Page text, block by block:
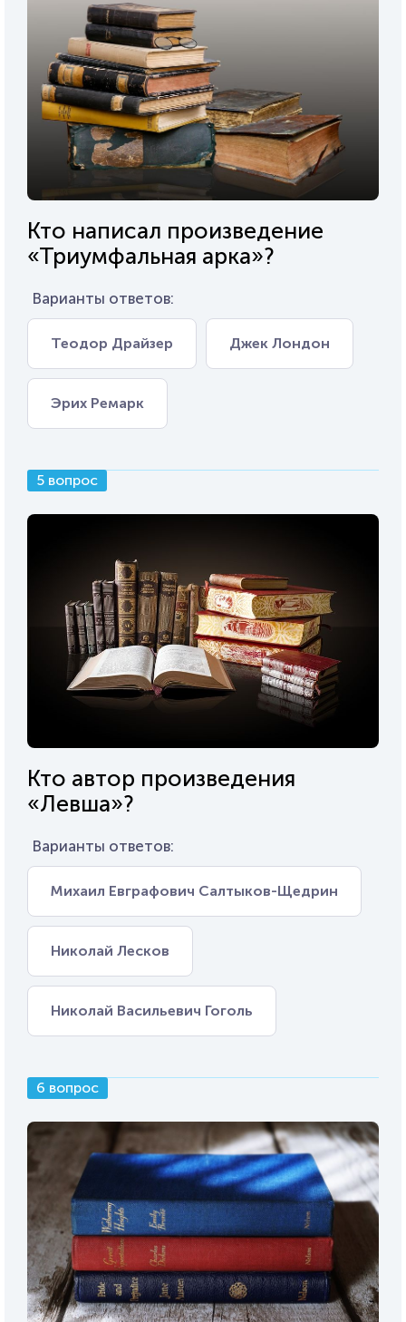
Кто написал произведение
«Триумфальная арка»?
Варианты ответов:
Теодор Драйзер Джек Лондон
Эрих Ремарк
5 вопрос
Кто автор произведения
«Левша»?
Варианты ответов:
Михаил Евграфович Салтыков-Щедрин
Николай Лесков
Николай Васильевич Гоголь
6 вопрос